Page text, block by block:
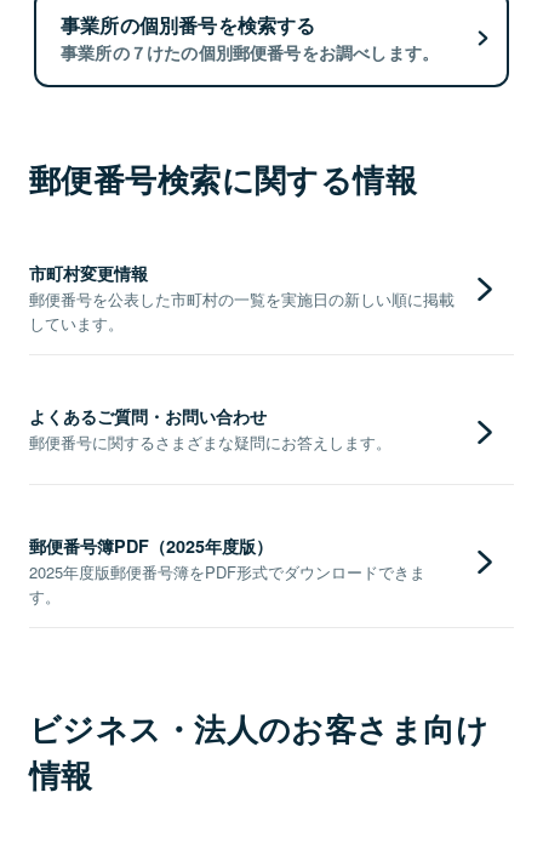
事業所の個別番号を検索する
事業所の７けたの個別郵便番号をお調べします。
郵便番号検索に関する情報
市町村変更情報
郵便番号を公表した市町村の一覧を実施日の新しい順に掲載
しています。
よくあるご質問・お問い合わせ
郵便番号に関するさまざまな疑問にお答えします。
郵便番号簿PDF（2025年度版）
2025年度版郵便番号簿をPDF形式でダウンロードできま
す。
ビジネス・法人のお客さま向け
情報